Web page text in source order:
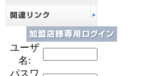
ユーザ
名:
パスワ